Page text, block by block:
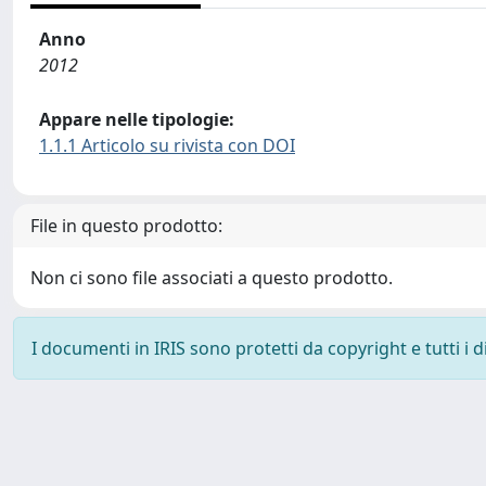
Anno
2012
Appare nelle tipologie:
1.1.1 Articolo su rivista con DOI
File in questo prodotto:
Non ci sono file associati a questo prodotto.
I documenti in IRIS sono protetti da copyright e tutti i